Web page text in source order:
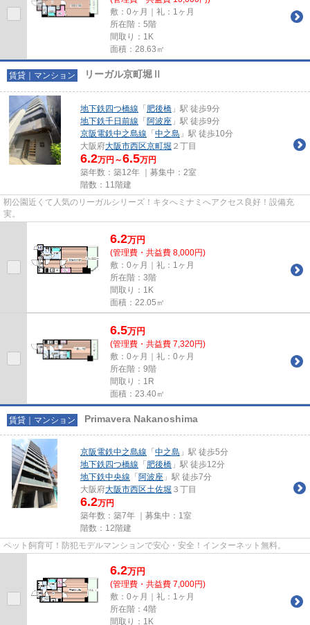
敷：0ヶ月｜礼：1ヶ月
所在階：5階
間取り：1K
面積：28.63㎡
賃貸｜マンション リーガル京町堀Ⅱ
地下鉄四つ橋線 「 肥後橋 」駅 徒歩9分
地下鉄千日前線 「 阿波座 」駅 徒歩9分
京阪電鉄中之島線 「 中之島 」駅 徒歩10分
大阪府大阪市西区京町堀 ２丁目
6.2万円～6.5万円
築年数：築12年 ｜募集中： 2室
階数：11階建
靭公園近くて人気のリーガルシリーズ！キタへミナミへアクセス良好！設備充
実。
6.2万円
(管理費・共益費 8,000円)
敷：0ヶ月｜礼：1ヶ月
所在階：3階
間取り：1K
面積：22.05㎡
6.5万円
(管理費・共益費 7,320円)
敷：0ヶ月｜礼：0ヶ月
所在階：9階
間取り：1R
面積：23.40㎡
賃貸｜マンション Primavera Nakanoshima
京阪電鉄中之島線 「 中之島 」駅 徒歩5分
地下鉄四つ橋線 「 肥後橋 」駅 徒歩12分
地下鉄中央線 「 阿波座 」駅 徒歩7分
大阪府大阪市西区土佐堀 ３丁目
6.2万円
築年数：築7年 ｜募集中： 1室
階数：12階建
ペット飼育可！防犯モデルマンションで安心・安全！インターネット無料。
6.2万円
(管理費・共益費 7,000円)
敷：0ヶ月｜礼：1ヶ月
所在階：4階
間取り：1K